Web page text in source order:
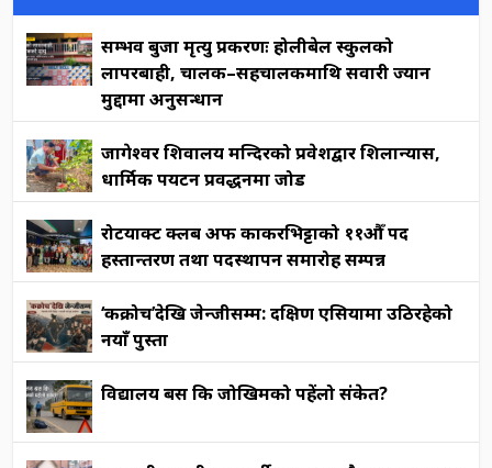
सम्भव बुर्जा मृत्यु प्रकरणः होलीबेल स्कुलको
लापरबाही, चालक–सहचालकमाथि सवारी ज्यान
मुद्दामा अनुसन्धान
जागेश्वर शिवालय मन्दिरको प्रवेशद्वार शिलान्यास,
धार्मिक पर्यटन प्रवर्द्धनमा जोड
रोटर्याक्ट क्लब अफ काकरभिट्टाको ११औँ पद
हस्तान्तरण तथा पदस्थापन समारोह सम्पन्न
‘कक्रोच’देखि जेन्जीसम्म: दक्षिण एसियामा उठिरहेको
नयाँ पुस्ता
विद्यालय बस कि जोखिमको पहेंलो संकेत?